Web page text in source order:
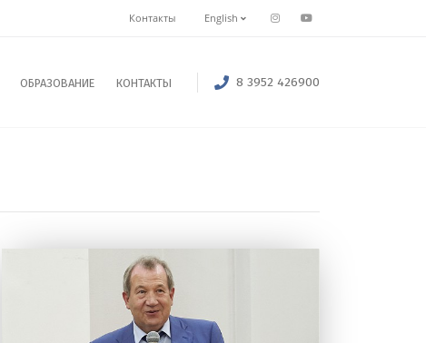
Контакты English
ОБРАЗОВАНИЕ КОНТАКТЫ 8 3952 426900